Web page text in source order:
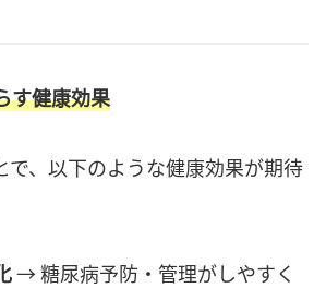
す健康効果
で、以下のような健康効果が期待
→ 糖尿病予防・管理がしやすく